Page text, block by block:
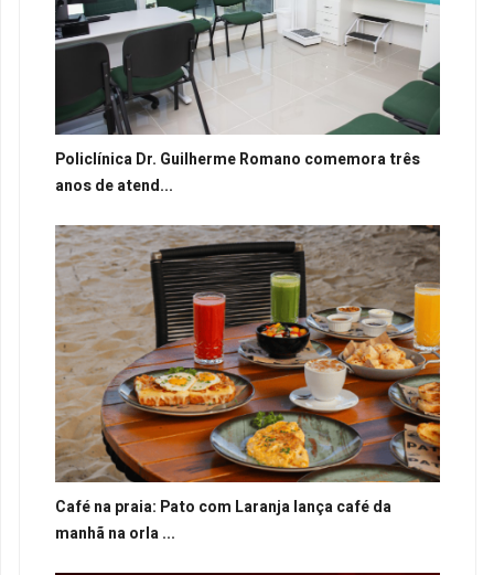
Policlínica Dr. Guilherme Romano comemora três
anos de atend...
Café na praia: Pato com Laranja lança café da
manhã na orla ...